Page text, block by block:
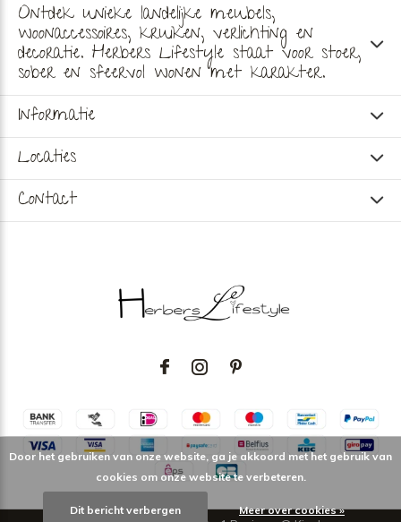
Ontdek unieke landelijke meubels,
woonaccessoires, kruiken, verlichting en
decoratie. Herbers Lifestyle staat voor stoer,
sober en sfeervol wonen met karakter.
Informatie
Locaties
Contact
Door het gebruiken van onze website, ga je akkoord met het gebruik van
cookies om onze website te verbeteren.
Dit bericht verbergen Meer over cookies »